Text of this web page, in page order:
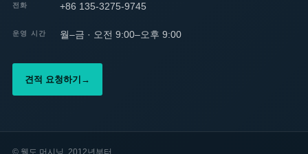
전화 +86 135-3275-9745
운영 시간 월–금 · 오전 9:00–오후 9:00
견적 요청하기 →